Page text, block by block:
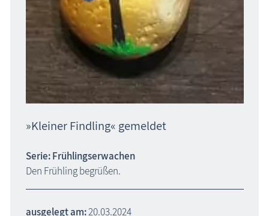
»Kleiner Findling« gemeldet
Serie: Frühlingserwachen
Den Frühling begrüßen.
ausgelegt am:20.03.2024